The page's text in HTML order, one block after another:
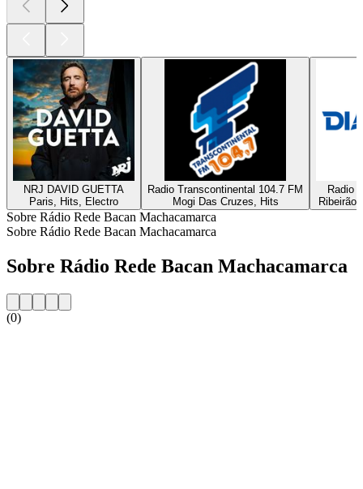
NRJ DAVID GUETTA
Paris, Hits, Electro
Radio Transcontinental 104.7 FM
Mogi Das Cruzes, Hits
Radio
Ribeirão
Sobre Rádio Rede Bacan Machacamarca
Sobre Rádio Rede Bacan Machacamarca
Sobre Rádio Rede Bacan Machacamarca
(0)